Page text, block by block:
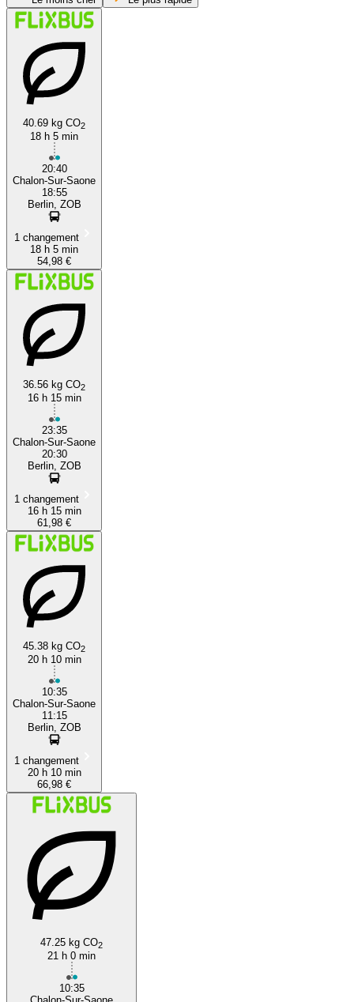
40.69 kg CO2
18 h 5 min
20:40
Chalon-Sur-Saone
18:55
Berlin, ZOB
1 changement
18 h 5 min
54,98 €
36.56 kg CO2
16 h 15 min
23:35
Chalon-Sur-Saone
20:30
Berlin, ZOB
1 changement
16 h 15 min
61,98 €
45.38 kg CO2
20 h 10 min
10:35
Chalon-Sur-Saone
11:15
Berlin, ZOB
1 changement
20 h 10 min
66,98 €
47.25 kg CO2
21 h 0 min
10:35